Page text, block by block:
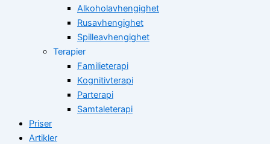
Alkoholavhengighet
Rusavhengighet
Spilleavhengighet
Terapier
Familieterapi
Kognitivterapi
Parterapi
Samtaleterapi
Priser
Artikler